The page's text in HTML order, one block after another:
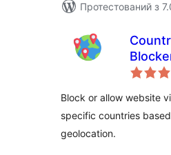
Протестований з
Block or allow website
specific countries
geolocation.